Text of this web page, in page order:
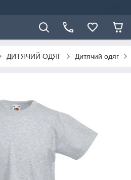
ДИТЯЧИЙ ОДЯГ Дитячий одяг